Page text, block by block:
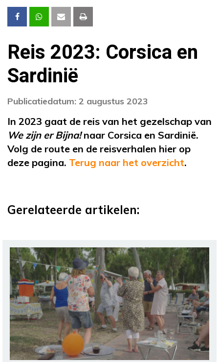
Reis 2023: Corsica en
Sardinië
Publicatiedatum: 2 augustus 2023
In 2023 gaat de reis van het gezelschap van
We zijn er Bijna!naar Corsica en Sardinië.
Volg de route en de reisverhalen hier op
deze pagina. Terug naar het overzicht.
Gerelateerde artikelen: